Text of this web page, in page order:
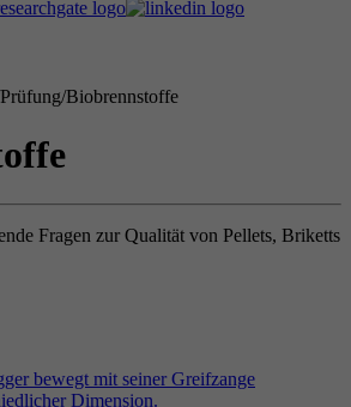
Prüfung/Biobrennstoffe
Fragen zur Qualität von Pellets, Briketts